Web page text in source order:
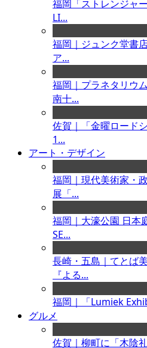
福岡「ストレンジャ
LI...
福岡｜ジュンク堂書
ア...
福岡｜プラネタリウ
南十...
佐賀｜「金曜ロード
1...
アート・デザイン
福岡｜現代美術家・
展「...
福岡｜大濠公園 日本
SE...
長崎・五島｜てとば
『よる...
福岡｜「Lumiek
グルメ
佐賀｜柳町に「木陰